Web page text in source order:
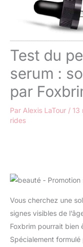
Test du
serum :
par
Par Alexis LaTour / 13
rides
Vous cherchez une
signes visibles de
Foxbrim pourrait bien
Spécialement